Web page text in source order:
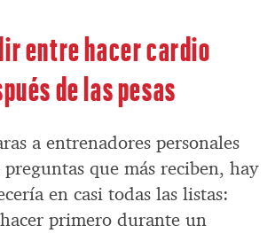
entre hacer cardio
de las pesas
a entrenadores personales
preguntas que más reciben, hay
en casi todas las listas:
primero durante un